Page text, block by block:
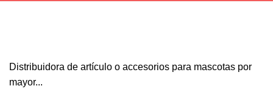
Distribuidora de artículo o accesorios para mascotas por
mayor...